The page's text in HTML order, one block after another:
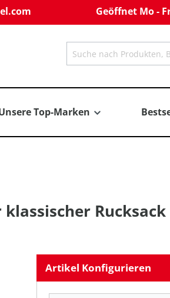
Geöffnet Mo -
Top-Marken
klassischer
Artikel Konfigurieren